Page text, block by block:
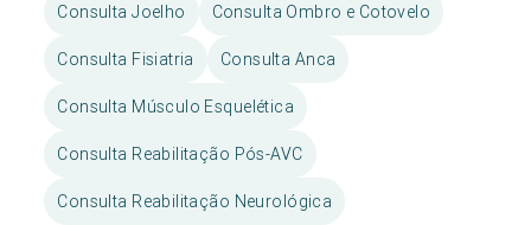
Consulta Joelho Consulta Ombro e Cotovelo
Consulta Fisiatria Consulta Anca
Consulta Músculo Esquelética
Consulta Reabilitação Pós-AVC
Consulta Reabilitação Neurológica